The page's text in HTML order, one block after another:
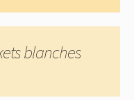
blanches